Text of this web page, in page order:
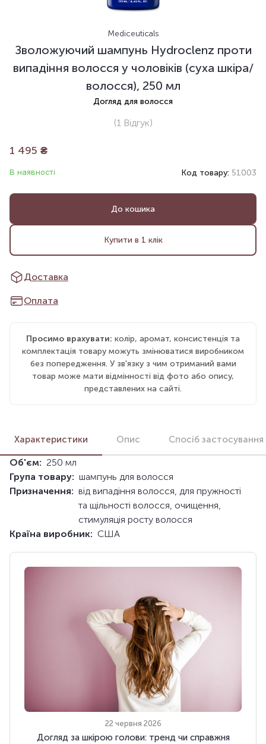
Mediceuticals
Зволожуючий шампунь Hydroclenz проти
випадіння волосся у чоловіків (суха шкіра/
волосся), 250 мл
Догляд для волосся
(1Відгук)
1 495 ₴
В наявності Код товару: 51003
До кошика
Купити в 1 клік
Доставка
Оплата
Просимо врахувати: колір, аромат, консистенція та
комплектація товару можуть змінюватися виробником
без попередження. У зв'язку з чим отриманий вами
товар може мати відмінності від фото або опису,
представлених на сайті.
Характеристики Опис Спосіб застосування
Об'єм: 250 мл
Група товару: шампунь для волосся
Призначення: від випадіння волосся, для пружності
та щільності волосся, очищення,
стимуляція росту волосся
Країна виробник: США
22 червня 2026
Догляд за шкірою голови: тренд чи справжня